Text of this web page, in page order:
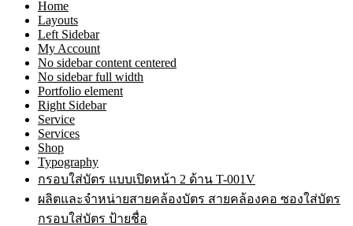
Home
Layouts
Left Sidebar
My Account
No sidebar content centered
No sidebar full width
Portfolio element
Right Sidebar
Service
Services
Shop
Typography
กรอบใส่บัตร แบบเปิดหน้า 2 ด้าน T-001V
ผลิตและจำหน่ายสายคล้องบัตร สายคล้องคอ ซองใส่บัตร
กรอบใส่บัตร ป้ายชื่อ